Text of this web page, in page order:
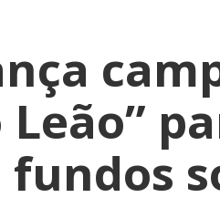
fundos